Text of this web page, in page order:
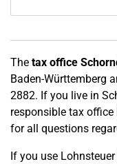
The tax office
Baden-Württemberg
2882. If you live in
responsible tax
for all questions
If you use